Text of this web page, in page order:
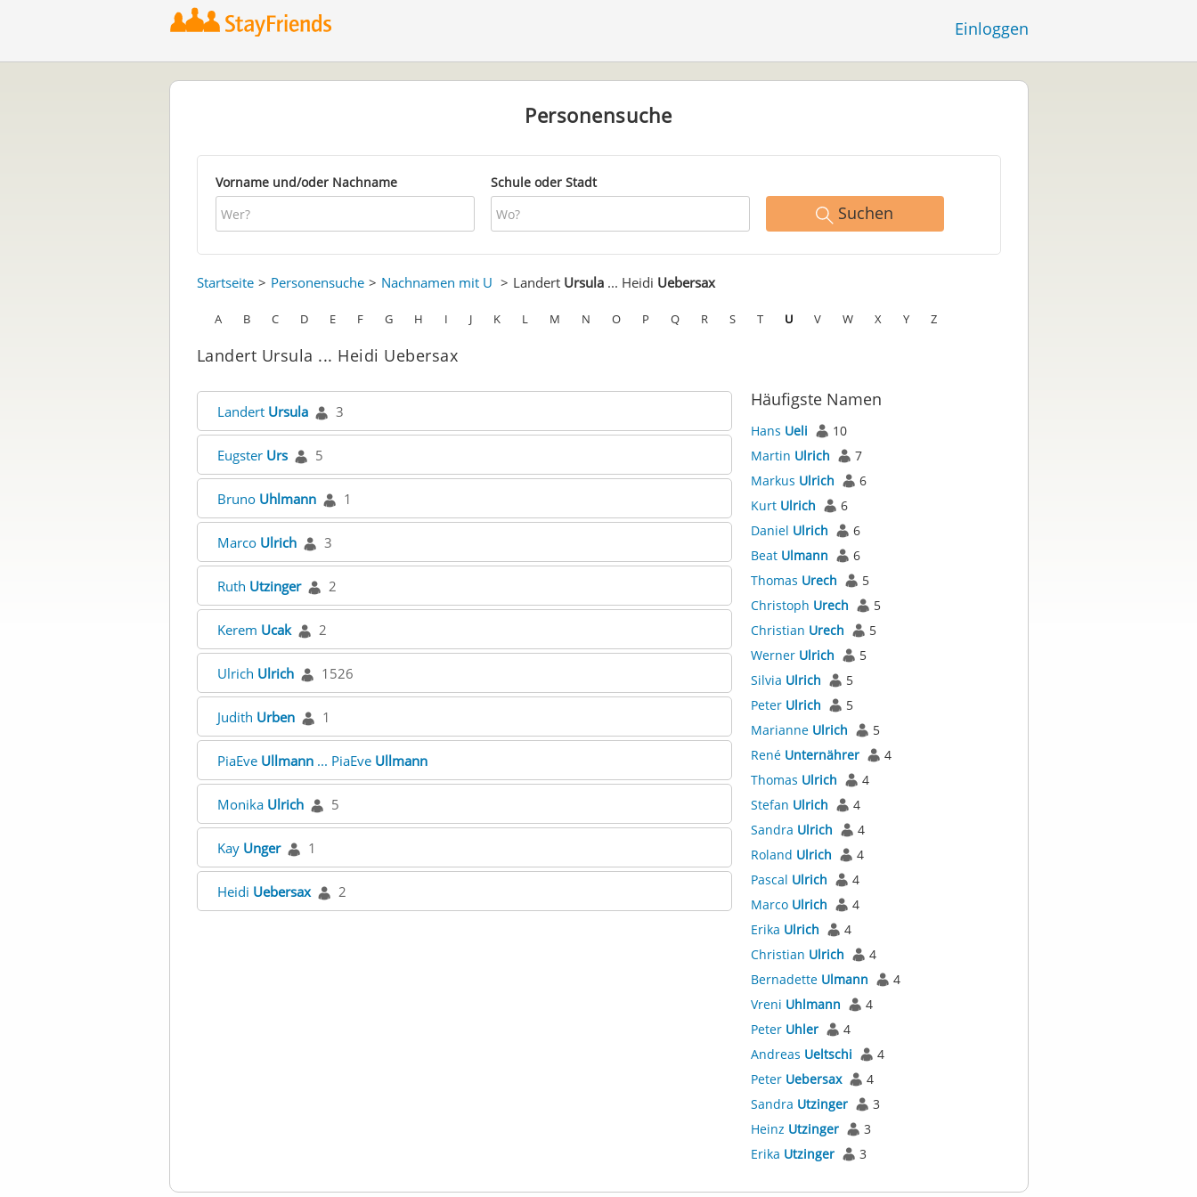
Einloggen
Personensuche
Vorname und/oder Nachname Schule oder Stadt
Suchen
Startseite Personensuche Nachnamen mit U Landert Ursula... Heidi Uebersax
A B C D E F G H I J K L M N O P Q R S T U V W X Y Z
Landert Ursula ... Heidi Uebersax
Landert Ursula 3
Eugster Urs 5
Bruno Uhlmann 1
Marco Ulrich 3
Ruth Utzinger 2
Kerem Ucak 2
Ulrich Ulrich 1526
Judith Urben 1
PiaEve Ullmann... PiaEve Ullmann
Monika Ulrich 5
Kay Unger 1
Heidi Uebersax 2
Häufigste Namen
Hans Ueli
10
Martin Ulrich
7
Markus Ulrich
6
Kurt Ulrich
6
Daniel Ulrich
6
Beat Ulmann
6
Thomas Urech
5
Christoph Urech
5
Christian Urech
5
Werner Ulrich
5
Silvia Ulrich
5
Peter Ulrich
5
Marianne Ulrich
5
René Unternährer
4
Thomas Ulrich
4
Stefan Ulrich
4
Sandra Ulrich
4
Roland Ulrich
4
Pascal Ulrich
4
Marco Ulrich
4
Erika Ulrich
4
Christian Ulrich
4
Bernadette Ulmann
4
Vreni Uhlmann
4
Peter Uhler
4
Andreas Ueltschi
4
Peter Uebersax
4
Sandra Utzinger
3
Heinz Utzinger
3
Erika Utzinger 3